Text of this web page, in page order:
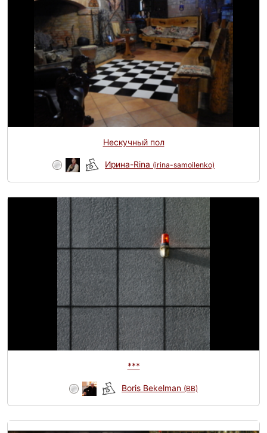
Нескучный пол
Ирина-Rina (irina-samoilenko)
***
Boris Bekelman (BB)